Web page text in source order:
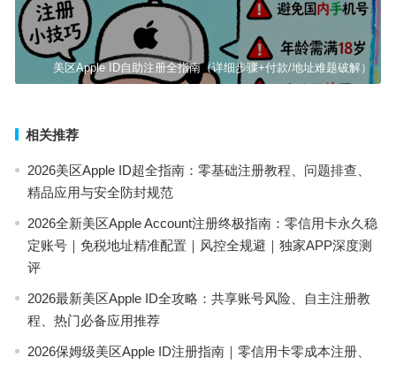
美区Apple ID自助注册全指南（详细步骤+付款/地址难题破解）
相关推荐
2026美区Apple ID超全指南：零基础注册教程、问题排查、
精品应用与安全防封规范
2026全新美区Apple Account注册终极指南：零信用卡永久稳
定账号｜免税地址精准配置｜风控全规避｜独家APP深度测
评
2026最新美区Apple ID全攻略：共享账号风险、自主注册教
程、热门必备应用推荐
2026保姆级美区Apple ID注册指南｜零信用卡零成本注册、